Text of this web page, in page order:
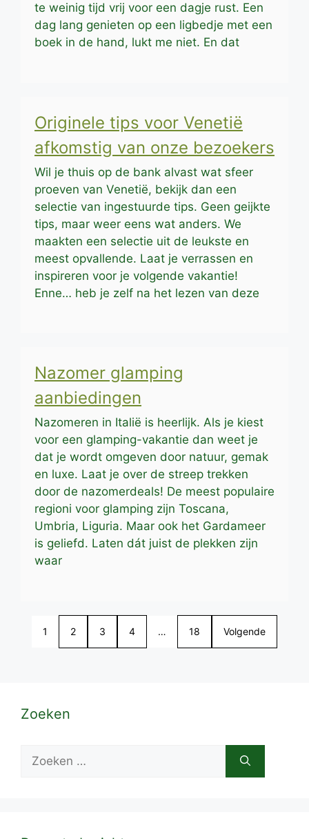
te weinig tijd vrij voor een dagje rust. Een
dag lang genieten op een ligbedje met een
boek in de hand, lukt me niet. En dat
Originele tips voor Venetië
afkomstig van onze bezoekers
Wil je thuis op de bank alvast wat sfeer
proeven van Venetië, bekijk dan een
selectie van ingestuurde tips. Geen geijkte
tips, maar weer eens wat anders. We
maakten een selectie uit de leukste en
meest opvallende. Laat je verrassen en
inspireren voor je volgende vakantie!
Enne… heb je zelf na het lezen van deze
Nazomer glamping
aanbiedingen
Nazomeren in Italië is heerlijk. Als je kiest
voor een glamping-vakantie dan weet je
dat je wordt omgeven door natuur, gemak
en luxe. Laat je over de streep trekken
door de nazomerdeals! De meest populaire
regioni voor glamping zijn Toscana,
Umbria, Liguria. Maar ook het Gardameer
is geliefd. Laten dát juist de plekken zijn
waar
1 2 3 4 … 18 Volgende
Zoeken
naar: